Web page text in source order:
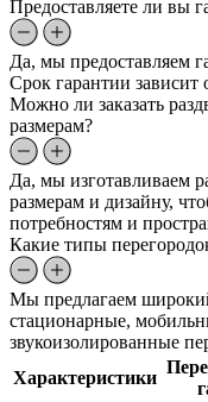
Предоставляете ли вы
Да, мы предоставляем
Срок гарантии зависит
Можно ли заказать
размерам?
Да, мы изготавливаем
размерам и дизайну,
потребностям и
Какие типы
Мы предлагаем
стационарные,
звукоизолированные
Характеристики